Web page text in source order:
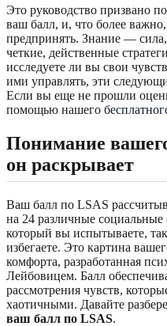
Это руководство призвано
ваш балл, и, что более
предпринять. Знание —
четкие, действенные
исследуете ли вы свои
ими управлять, эти
Если вы еще не прошли
помощью нашего
Понимание
он раскрывает
Ваш балл по LSAS
на 24 различные социальные
который вы испытываете,
избегаете. Это картина
комфорта, разработанная
Лейбовицем. Балл
рассмотрения чувств,
хаотичными. Давайте
ваш балл по LSAS.